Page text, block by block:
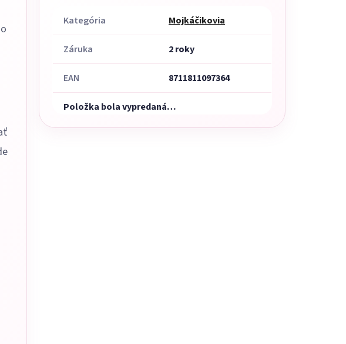
Kategória Mojkáčikovia
Záruka 2 roky
EAN 8711811097364
Položka bola vypredaná…